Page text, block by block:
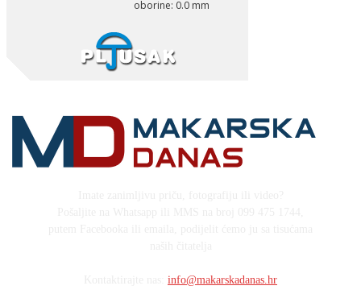
info@makarskadanas.hr